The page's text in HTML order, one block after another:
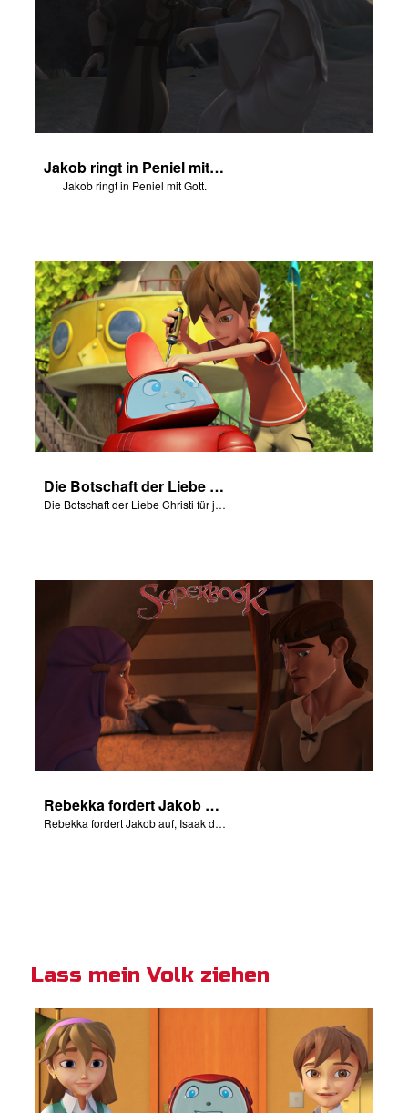
Jakob ringt in Peniel mit Gott.
Jakob ringt in Peniel mit Gott.
Die Botschaft der Liebe Christi für jeden von uns.
Die Botschaft der Liebe Christi für jeden von uns.
Rebekka fordert Jakob auf, Isaak den Segen Esaus zu stehlen.
Rebekka fordert Jakob auf, Isaak den Segen Esaus zu stehlen.
Lass mein Volk ziehen